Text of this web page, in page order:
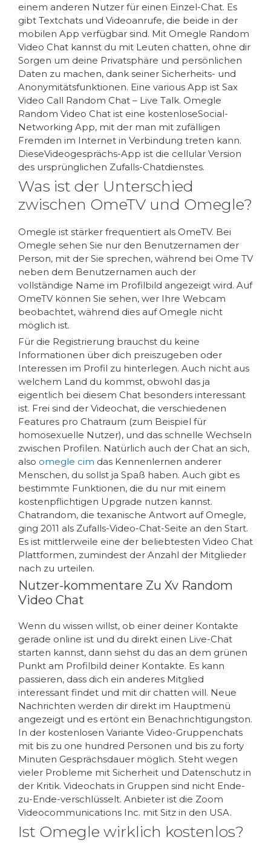
einem anderen Nutzer für einen Einzel-Chat. Es
gibt Textchats und Videoanrufe, die beide in der
mobilen App verfügbar sind. Mit Omegle Random
Video Chat kannst du mit Leuten chatten, ohne dir
Sorgen um deine Privatsphäre und persönlichen
Daten zu machen, dank seiner Sicherheits- und
Anonymitätsfunktionen. Eine various App ist Sax
Video Call Random Chat – Live Talk. Omegle
Random Video Chat ist eine kostenloseSocial-
Networking App, mit der man mit zufälligen
Fremden im Internet in Verbindung treten kann.
DieseVideogesprächs-App ist die cellular Version
des ursprünglichen Zufalls-Chatdienstes.
Was ist der Unterschied
zwischen OmeTV und Omegle?
Omegle ist stärker frequentiert als OmeTV. Bei
Omegle sehen Sie nur den Benutzernamen der
Person, mit der Sie sprechen, während bei Ome TV
neben dem Benutzernamen auch der
vollständige Name im Profilbild angezeigt wird. Auf
OmeTV können Sie sehen, wer Ihre Webcam
beobachtet, während dies auf Omegle nicht
möglich ist.
Für die Registrierung brauchst du keine
Informationen über dich preiszugeben oder
Interessen im Profil zu hinterlegen. Auch nicht aus
welchem Land du kommst, obwohl das ja
eigentlich bei diesem Chat besonders interessant
ist. Frei sind der Videochat, die verschiedenen
Features pro Chatraum (zum Beispiel für
homosexuelle Nutzer), und das schnelle Wechseln
zwischen Profilen. Natürlich auch der Chat an sich,
also omegle cim das Kennenlernen anderer
Menschen, du sollst ja Spaß haben. Auch gibt es
bestimmte Funktionen, die du nur mit einem
kostenpflichtigen Upgrade nutzen kannst.
Chatrandom, die texanische Antwort auf Omegle,
ging 2011 als Zufalls-Video-Chat-Seite an den Start.
Es ist mittlerweile eine der beliebtesten Video Chat
Plattformen, zumindest der Anzahl der Mitglieder
nach zu urteilen.
Nutzer-kommentare Zu Xv Random
Video Chat
Wenn du wissen willst, ob einer deiner Kontakte
gerade online ist und du direkt einen Live-Chat
starten kannst, dann siehst du das an dem grünen
Punkt am Profilbild deiner Kontakte. Es kann
passieren, dass dich ein anderes Mitglied
interessant findet und mit dir chatten will. Neue
Nachrichten werden dir direkt im Hauptmenü
angezeigt und es ertönt ein Benachrichtigungston.
In der kostenlosen Variante Video-Gruppenchats
mit bis zu one hundred Personen und bis zu forty
Minuten Gesprächsdauer möglich. Steht wegen
vieler Probleme mit Sicherheit und Datenschutz in
der Kritik. Videochats in Gruppen sind nicht Ende-
zu-Ende-verschlüsselt. Anbieter ist die Zoom
Videocommunications Inc. mit Sitz in den USA.
Ist Omegle wirklich kostenlos?